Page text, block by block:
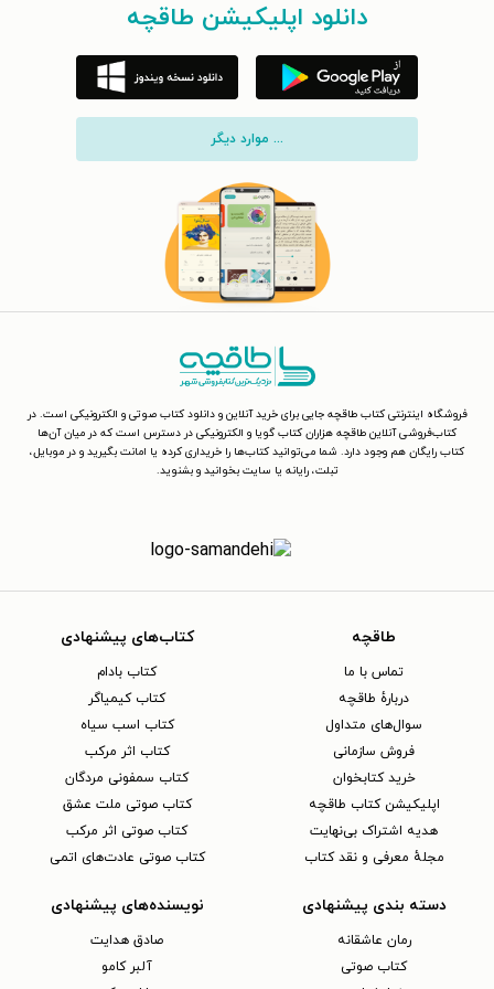
دانلود اپلیکیشن طاقچه
... موارد دیگر
فروشگاه اینترنتی کتاب طاقچه جایی برای خرید آنلاین و دانلود کتاب صوتی و الکترونیکی است. در
کتاب‌فروشی آنلاین طاقچه هزاران کتاب گویا و الکترونیکی در دسترس است که در میان آن‌ها
کتاب رایگان هم وجود دارد. شما می‌توانید کتاب‌ها را خریداری کرده یا امانت بگیرید و در موبایل،
تبلت، رایانه یا سایت بخوانید و بشنوید.
طاقچه
تماس با ما
دربارهٔ طاقچه
سوال‌های متداول
فروش سازمانی
خرید کتابخوان
اپلیکیشن کتاب طاقچه
هدیه اشتراک بی‌نهایت
مجلهٔ معرفی و نقد کتاب
کتاب‌های پیشنهادی
کتاب بادام
کتاب کیمیاگر
کتاب اسب سیاه
کتاب اثر مرکب
کتاب سمفونی مردگان
کتاب صوتی ملت عشق
کتاب صوتی اثر مرکب
کتاب صوتی عادت‌های اتمی
دسته بندی پیشنهادی
رمان عاشقانه
کتاب‌ صوتی
نویسنده‌های پیشنهادی
صادق هدایت
آلبر کامو